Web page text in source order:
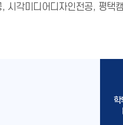
시각미디어디자인전공, 평택
학